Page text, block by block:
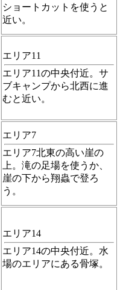
ショートカットを使うと
近い。
エリア11
エリア11の中央付近。サ
ブキャンプから北西に進
むと近い。
エリア7
エリア7北東の高い崖の
上。滝の足場を使うか、
崖の下から翔蟲で登ろ
う。
エリア14
エリア14の中央付近。水
場のエリアにある骨塚。